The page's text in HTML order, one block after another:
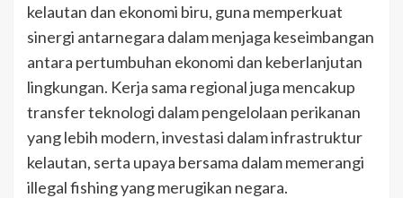
kelautan dan ekonomi biru, guna memperkuat
sinergi antarnegara dalam menjaga keseimbangan
antara pertumbuhan ekonomi dan keberlanjutan
lingkungan. Kerja sama regional juga mencakup
transfer teknologi dalam pengelolaan perikanan
yang lebih modern, investasi dalam infrastruktur
kelautan, serta upaya bersama dalam memerangi
illegal fishing yang merugikan negara.